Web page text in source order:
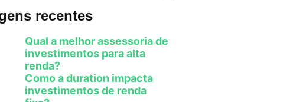
recentes
Qual a melhor assessoria de
investimentos para alta
renda?
Como a duration impacta
investimentos de renda